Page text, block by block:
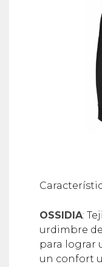
OSSIDIA:
urdimbre
para lograr
un confort